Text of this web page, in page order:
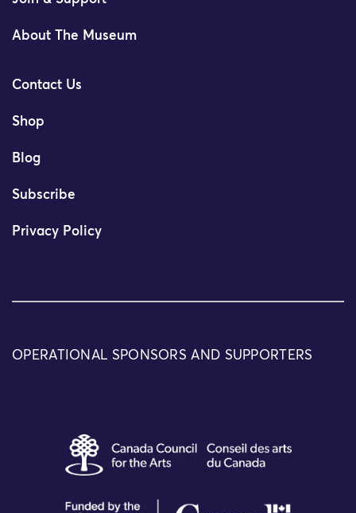
About The Museum
Contact Us
Shop
Blog
Subscribe
Privacy Policy
OPERATIONAL SPONSORS AND SUPPORTERS